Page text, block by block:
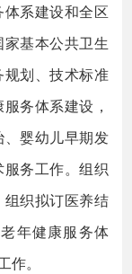
系建设和全区
基本公共卫生
划、技术标准
务体系建设，
婴幼儿早期发
务工作。组织
织拟订医养结
年健康服务体
。